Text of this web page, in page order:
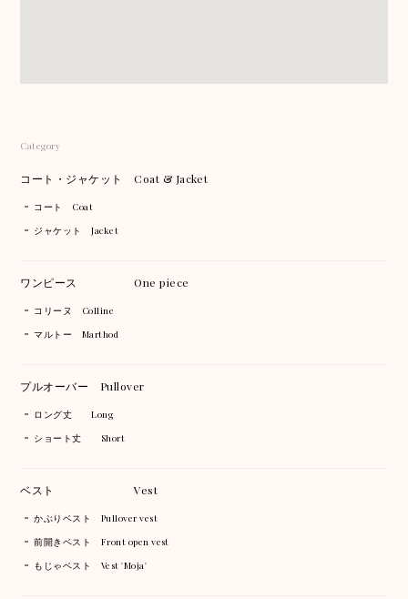
Category
コート・ジャケット Coat & Jacket
コート Coat
ジャケット Jacket
ワンピース One piece
コリーヌ Colline
マルトー Marthod
プルオーバー Pullover
ロング丈 Long
ショート丈 Short
ベスト Vest
かぶりベスト Pullover vest
前開きベスト Front open vest
もじゃベスト Vest 'Moja'